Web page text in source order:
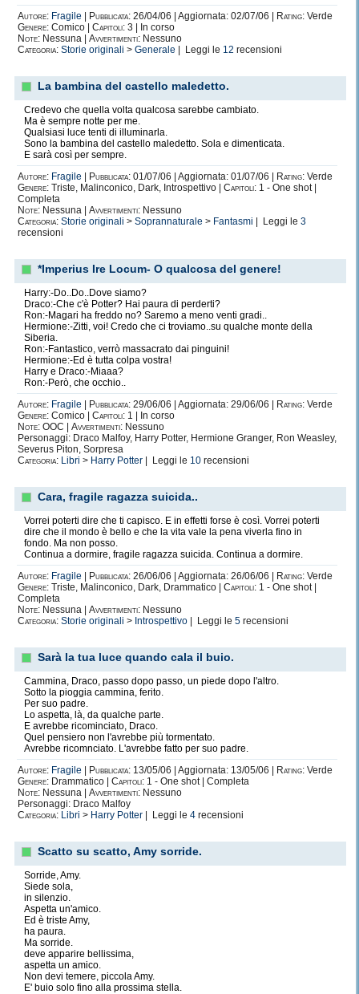
Autore: Fragile Pubblicata: 26/04/06 | Aggiornata: 02/07/06 | Rating: Verde
Genere: Comico | Capitoli: 3 | In corso
Note: Nessuna | Avvertimenti: Nessuno
Categoria: Storie originali > Generale | Leggi le 12 recensioni
La bambina del castello maledetto.
Credevo che quella volta qualcosa sarebbe cambiato.
Ma è sempre notte per me.
Qualsiasi luce tenti di illuminarla.
Sono la bambina del castello maledetto. Sola e dimenticata.
E sarà così per sempre.
Autore: Fragile Pubblicata: 01/07/06 | Aggiornata: 01/07/06 | Rating: Verde
Genere: Triste, Malinconico, Dark, Introspettivo | Capitoli: 1 - One shot |
Completa
Note: Nessuna | Avvertimenti: Nessuno
Categoria: Storie originali > Soprannaturale > Fantasmi | Leggi le 3
recensioni
*Imperius Ire Locum- O qualcosa del genere!
Harry:-Do..Do..Dove siamo?
Draco:-Che c'è Potter? Hai paura di perderti?
Ron:-Magari ha freddo no? Saremo a meno venti gradi..
Hermione:-Zitti, voi! Credo che ci troviamo..su qualche monte della
Siberia.
Ron:-Fantastico, verrò massacrato dai pinguini!
Hermione:-Ed è tutta colpa vostra!
Harry e Draco:-Miaaa?
Ron:-Però, che occhio..
Autore: Fragile Pubblicata: 29/06/06 | Aggiornata: 29/06/06 | Rating: Verde
Genere: Comico | Capitoli: 1 | In corso
Note: OOC | Avvertimenti: Nessuno
Personaggi: Draco Malfoy, Harry Potter, Hermione Granger, Ron Weasley,
Severus Piton, Sorpresa
Categoria: Libri > Harry Potter | Leggi le 10 recensioni
Cara, fragile ragazza suicida..
Vorrei poterti dire che ti capisco. E in effetti forse è così. Vorrei poterti
dire che il mondo è bello e che la vita vale la pena viverla fino in
fondo. Ma non posso.
Continua a dormire, fragile ragazza suicida. Continua a dormire.
Autore: Fragile Pubblicata: 26/06/06 | Aggiornata: 26/06/06 | Rating: Verde
Genere: Triste, Malinconico, Dark, Drammatico | Capitoli: 1 - One shot |
Completa
Note: Nessuna | Avvertimenti: Nessuno
Categoria: Storie originali > Introspettivo | Leggi le 5 recensioni
Sarà la tua luce quando cala il buio.
Cammina, Draco, passo dopo passo, un piede dopo l'altro.
Sotto la pioggia cammina, ferito.
Per suo padre.
Lo aspetta, là, da qualche parte.
E avrebbe ricominciato, Draco.
Quel pensiero non l'avrebbe più tormentato.
Avrebbe ricomnciato. L'avrebbe fatto per suo padre.
Autore: Fragile Pubblicata: 13/05/06 | Aggiornata: 13/05/06 | Rating: Verde
Genere: Drammatico | Capitoli: 1 - One shot | Completa
Note: Nessuna | Avvertimenti: Nessuno
Personaggi: Draco Malfoy
Categoria: Libri > Harry Potter | Leggi le 4 recensioni
Scatto su scatto, Amy sorride.
Sorride, Amy.
Siede sola,
in silenzio.
Aspetta un'amico.
Ed è triste Amy,
ha paura.
Ma sorride.
deve apparire bellissima,
aspetta un amico.
Non devi temere, piccola Amy.
E' buio solo fino alla prossima stella.